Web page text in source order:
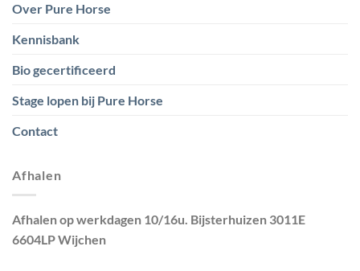
Over Pure Horse
Kennisbank
Bio gecertificeerd
Stage lopen bij Pure Horse
Contact
Afhalen
Afhalen op werkdagen 10/16u. Bijsterhuizen 3011E
6604LP Wijchen